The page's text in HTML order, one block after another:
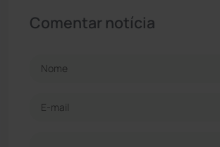
Comentar notícia